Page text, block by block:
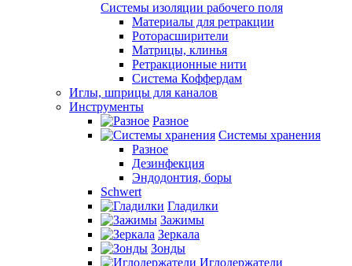
Системы изоляции рабочего поля
Материалы для ретракции
Роторасширители
Матрицы, клинья
Ретракционные нити
Система Коффердам
Иглы, шприцы для каналов
Инструменты
Разное
Системы хранения
Разное
Дезинфекция
Эндодонтия, боры
Schwert
Гладилки
Зажимы
Зеркала
Зонды
Иглодержатели